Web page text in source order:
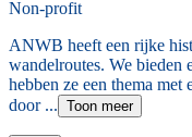
Non-profit
ANWB heeft een rijke
wandelroutes. We bieden
hebben ze een thema
door ... Toon meer